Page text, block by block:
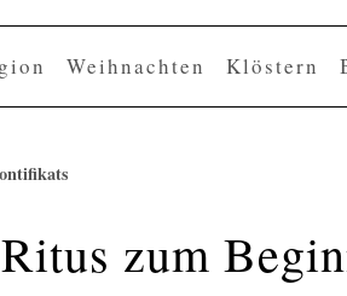
Weihnachten Klöstern
zum